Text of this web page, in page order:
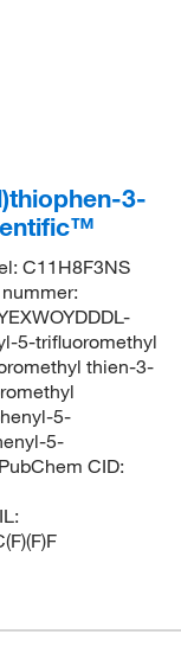
3-
C11H8F3NS
5-trifluoromethyl
thien-3-
5-
5-
CID: